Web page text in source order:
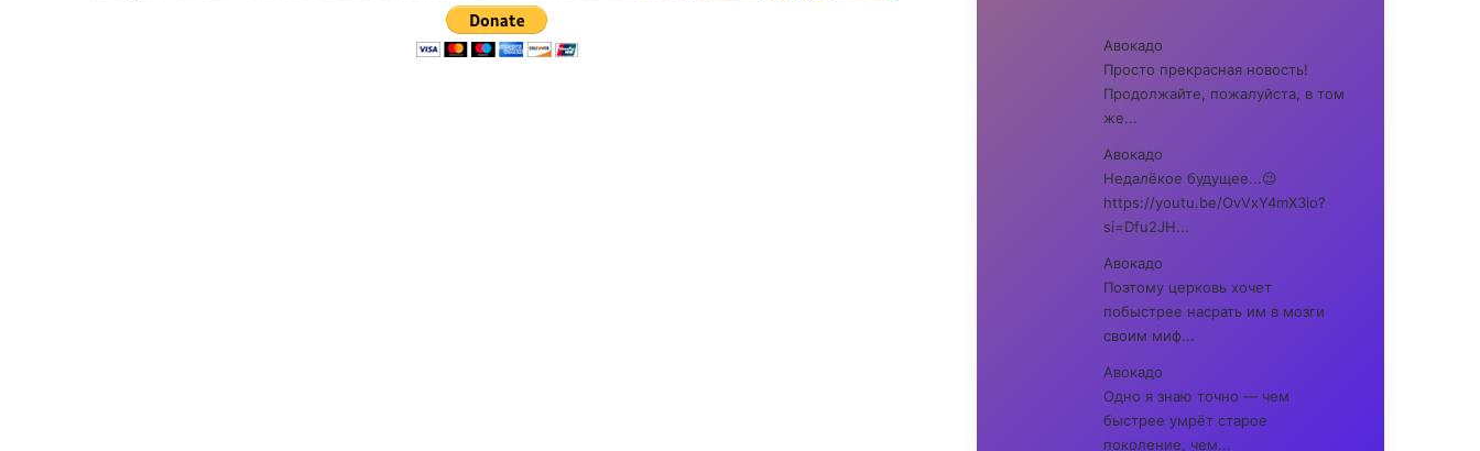
Авокадо
Просто прекрасная новость!
Продолжайте, пожалуйста, в том
же...
Авокадо
Недалёкое будущее...😉
https://youtu.be/OvVxY4mX3io?
si=Dfu2JH...
Авокадо
Поэтому церковь хочет
побыстрее насрать им в мозги
своим миф...
Авокадо
Одно я знаю точно — чем
быстрее умрёт старое
поколение, чем...